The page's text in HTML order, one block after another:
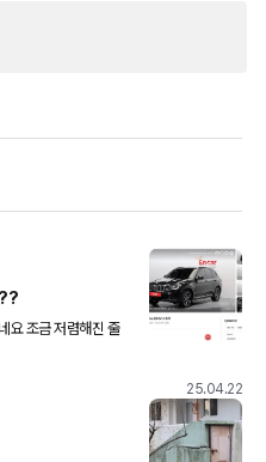
요 조금 저렴해진 줄
25.04.22